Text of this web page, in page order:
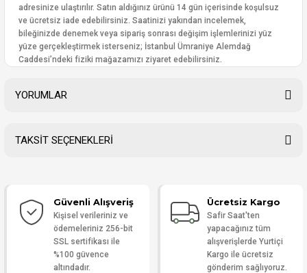
adresinize ulaştırılır. Satın aldığınız ürünü 14 gün içerisinde koşulsuz
ve ücretsiz iade edebilirsiniz. Saatinizi yakından incelemek,
bileğinizde denemek veya sipariş sonrası değişim işlemlerinizi yüz
yüze gerçekleştirmek isterseniz; İstanbul Ümraniye Alemdağ
Caddesi’ndeki fiziki mağazamızı ziyaret edebilirsiniz.
YORUMLAR
Yorum Yaz
TAKSİT SEÇENEKLERİ
Güvenli Alışveriş
Kişisel verileriniz ve
ödemeleriniz 256-bit
SSL sertifikası ile
%100 güvence
altındadır.
Ücretsiz Kargo
Safir Saat'ten
yapacağınız tüm
alışverişlerde Yurtiçi
Kargo ile ücretsiz
gönderim sağlıyoruz.